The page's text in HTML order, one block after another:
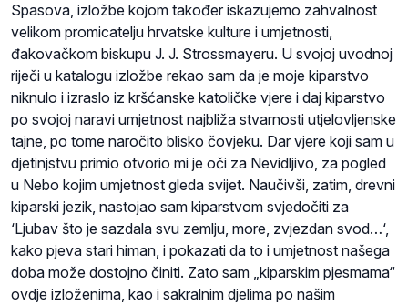
Spasova, izložbe kojom također iskazujemo zahvalnost
velikom promicatelju hrvatske kulture i umjetnosti,
đakovačkom biskupu J. J. Strossmayeru. U svojoj uvodnoj
riječi u katalogu izložbe rekao sam da je moje kiparstvo
niknulo i izraslo iz kršćanske katoličke vjere i daj kiparstvo
po svojoj naravi umjetnost najbliža stvarnosti utjelovljenske
tajne, po tome naročito blisko čovjeku. Dar vjere koji sam u
djetinjstvu primio otvorio mi je oči za Nevidljivo, za pogled
u Nebo kojim umjetnost gleda svijet. Naučivši, zatim, drevni
kiparski jezik, nastojao sam kiparstvom svjedočiti za
‘Ljubav što je sazdala svu zemlju, more, zvjezdan svod…‘,
kako pjeva stari himan, i pokazati da to i umjetnost našega
doba može dostojno činiti. Zato sam „kiparskim pjesmama“
ovdje izloženima, kao i sakralnim djelima po našim